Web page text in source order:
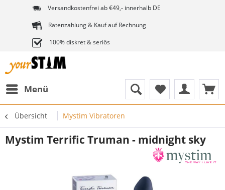
Versandkostenfrei ab €49,- innerhalb DE
Ratenzahlung & Kauf auf Rechnung
100% diskret & seriös
Menü
Übersicht Mystim Vibratoren
Mystim Terrific Truman - midnight sky